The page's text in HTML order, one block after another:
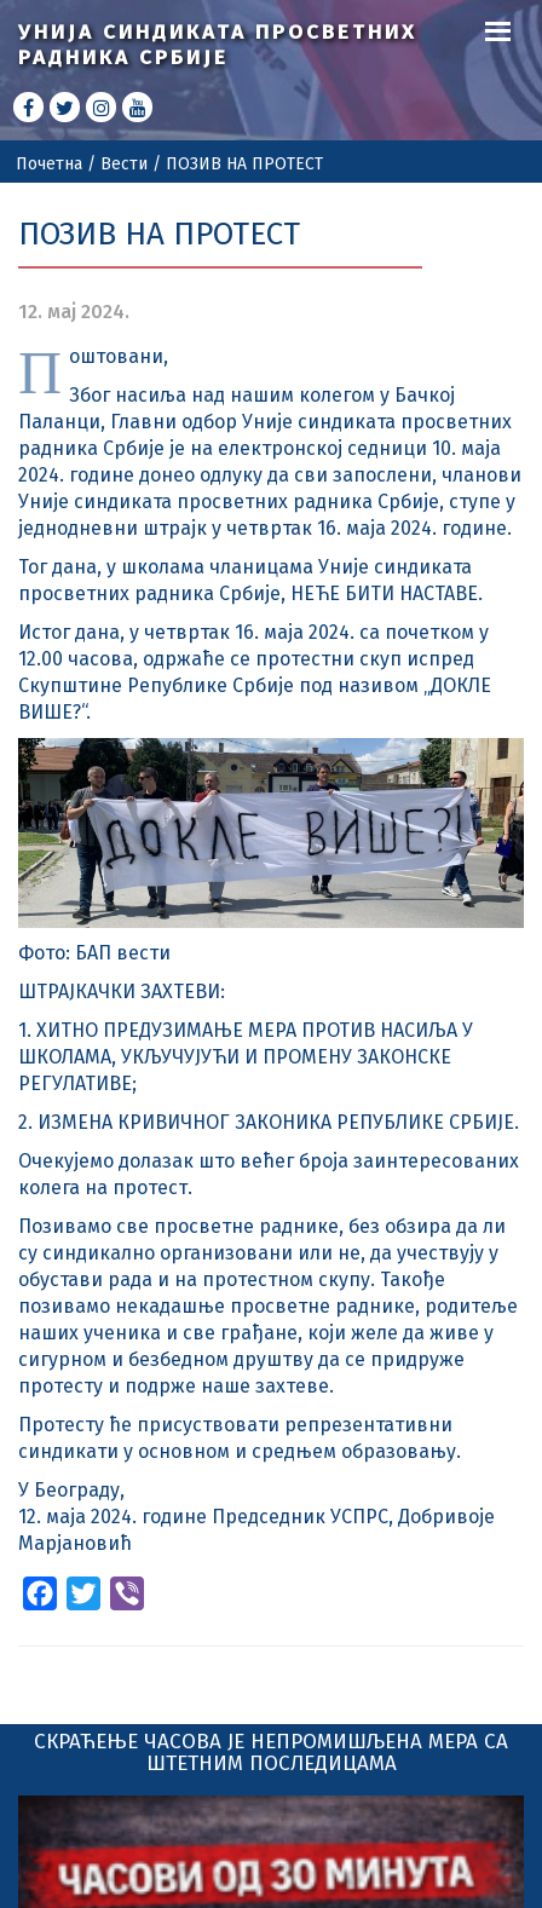
УНИЈА СИНДИКАТАПРОСВЕТНИХ
РАДНИКА СРБИЈЕ
Почетна / Вести / ПОЗИВ НА ПРОТЕСТ
ПОЗИВ НА ПРОТЕСТ
12. мај 2024.
П оштовани,
Због насиља над нашим колегом у Бачкој
Паланци, Главни одбор Уније синдиката просветних
радника Србије је на електронској седници 10. маја
2024. године донео одлуку да сви запослени, чланови
Уније синдиката просветних радника Србије, ступе у
једнодневни штрајк у четвртак 16. маја 2024. године.
Тог дана, у школама чланицама Уније синдиката
просветних радника Србије, НЕЋЕ БИТИ НАСТАВЕ.
Истог дана, у четвртак 16. маја 2024. са почетком у
12.00 часова, одржаће се протестни скуп испред
Скупштине Републике Србије под називом „ДОКЛЕ
ВИШЕ?“.
Фото: БАП вести
ШТРАЈКАЧКИ ЗАХТЕВИ:
1. ХИТНО ПРЕДУЗИМАЊЕ МЕРА ПРОТИВ НАСИЉА У
ШКОЛАМА, УКЉУЧУЈУЋИ И ПРОМЕНУ ЗАКОНСКЕ
РЕГУЛАТИВЕ;
2. ИЗМЕНA КРИВИЧНОГ ЗАКОНИКА РЕПУБЛИКЕ СРБИЈЕ.
Очекујемо долазак што већег броја заинтересованих
колега на протест.
Позивамо све просветне раднике, без обзира да ли
су синдикално организовани или не, да учествују у
обустави рада и на протестном скупу. Такође
позивамо некадашње просветне раднике, родитеље
наших ученика и све грађане, који желе да живе у
сигурном и безбедном друштву да се придруже
протесту и подрже наше захтеве.
Протесту ће присуствовати репрезентативни
синдикати у основном и средњем образовању.
У Београду,
12. маја 2024. године Председник УСПРС, Добривоје
Марјановић
Facebook
Twitter
СКРАЋЕЊЕ ЧАСОВА ЈЕ НЕПРОМИШЉЕНА МЕРА СА
ШТЕТНИМ ПОСЛЕДИЦАМА